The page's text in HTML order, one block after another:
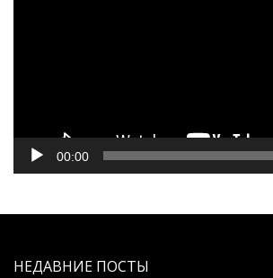
00:00
НЕДАВНИЕ ПОСТЫ